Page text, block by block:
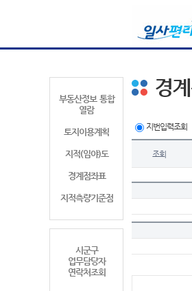
부동산정보 통합
열람
토지이용계획
지적(임야)도
경계점좌표
지적측량기준점
시군구
업무담당자
연락처조회
경
지번입력조회
조회